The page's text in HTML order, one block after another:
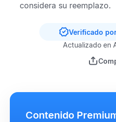
considera su reemplazo.
Verificado
Actualizado en
Contenido